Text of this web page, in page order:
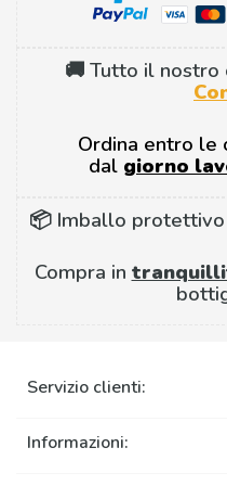
🚚 Tutto il nostro
Ordina entro le
dal giorno
📦 Imballo
Compra in
Servizio clienti:
Informazioni: